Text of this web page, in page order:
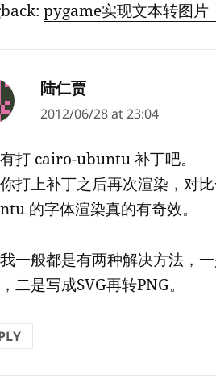
pygame实现文本转图
陆仁贾
2012/06/28 at 23:04
打 cairo-ubuntu 补丁吧。
打上补丁之后再次渲染，对
的字体渲染真的有奇效。
一般都是有两种解决方法，
二是写成SVG再转PNG。